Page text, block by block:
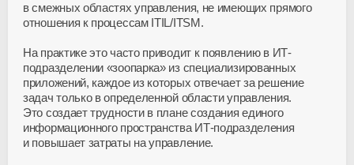
в смежных областях управления, не имеющих прямого
отношения к процессам ITIL/ITSM.
На практике это часто приводит к появлению в ИТ-
подразделении «зоопарка» из специализированных
приложений, каждое из которых отвечает за решение
задач только в определенной области управления.
Это создает трудности в плане создания единого
информационного пространства ИТ-подразделения
и повышает затраты на управление.